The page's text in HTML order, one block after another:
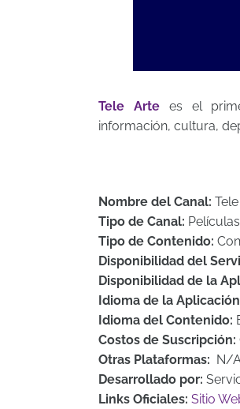
Tele Artees el
información, cultura,
Nombre del Canal:
Tipo de Canal:
Tipo de Contenido:
Disponibilidad del
Disponibilidad de la
Idioma de la
Idioma del Contenido:
Costos de Suscripción:
Otras Plataformas: N/
Desarrollado por:
Links Oficiales: Sitio